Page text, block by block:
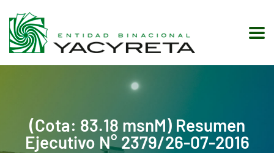
(Cota: 83.18 msnM) Resumen
Ejecutivo N° 2379/26-07-2016